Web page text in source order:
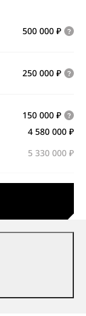
500 000 ₽
250 000 ₽
150 000 ₽
4 580 000 ₽
5 330 000 ₽